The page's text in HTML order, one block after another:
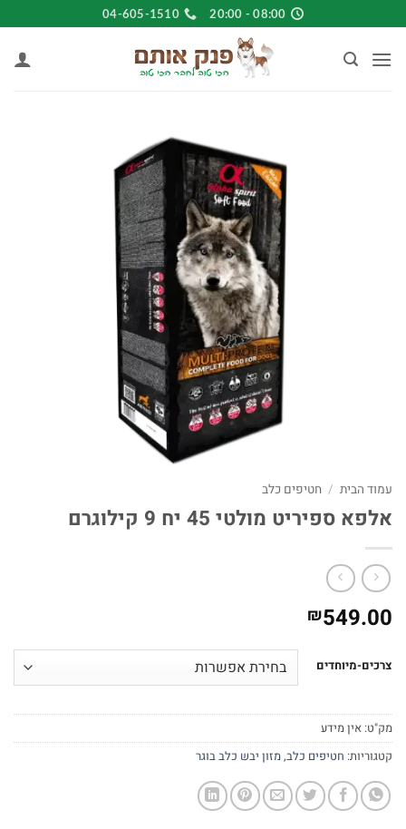
to
content
08:00 - 20:00
04-605-1510
עמוד הבית / חטיפים כלב
אלפא ספיריט מולטי 45 יח 9 קילוגרם
₪549.00
צרכים-מיוחדים
מק"ט: אין מידע
קטגוריות: חטיפים כלב,מזון יבש כלב בוגר